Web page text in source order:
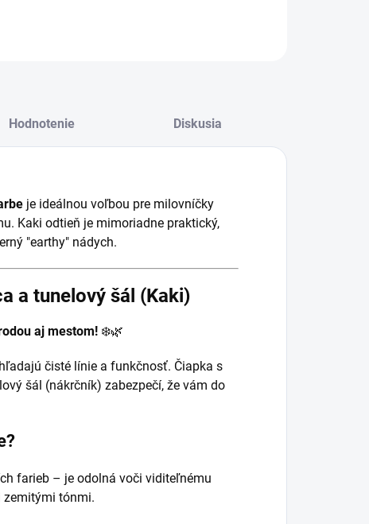
Hodnotenie Diskusia
je ideálnou voľbou pre milovníčky
Kaki odtieň je mimoriadne praktický,
"earthy" nádych.
a tunelový šál (Kaki)
aj mestom! ❄️🌿
čisté línie a funkčnosť. Čiapka s
šál (nákrčník) zabezpečí, že vám do
farieb – je odolná voči viditeľnému
zemitými tónmi.